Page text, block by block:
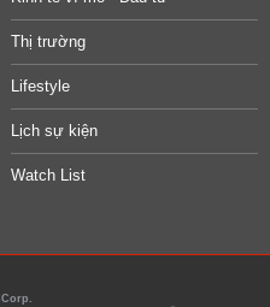
Thị trường
Lifestyle
Lịch sự kiện
Watch List